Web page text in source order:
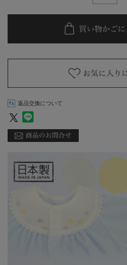
返品交換について